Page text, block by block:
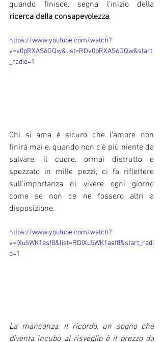
ricerca della consapevolezza.
https://www.youtube.com/watch?
v=v0pRXAS6GQw&list=RDv0pRXAS6GQw&start
_radio=1
Chi si ama è sicuro che l’amore non
finirà mai e, quando non c’è più niente da
salvare, il cuore, ormai distrutto e
spezzato in mille pezzi, ci fa riflettere
sull’importanza di vivere ogni giorno
come se non ce ne fossero altri a
disposizione.
https://www.youtube.com/watch?
v=IXu5WK1asf8&list=RDIXu5WK1asf8&start_radi
o=1
La mancanza, il ricordo, un sogno che
diventa incubo al risveglio è il prezzo da